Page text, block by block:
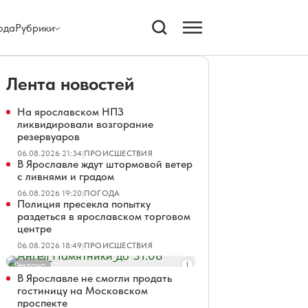
Рубрики
Лента новостей
На ярославском НПЗ
ликвидировали возгорание
резервуаров
06.08.2026 21:34|ПРОИСШЕСТВИЯ
В Ярославле ждут штормовой ветер
с ливнями и градом
06.08.2026 19:20|ПОГОДА
Полиция пресекла попытку
раздеться в ярославском торговом
центре
06.08.2026 18:49|ПРОИСШЕСТВИЯ
Реклама
В Ярославле не смогли продать
гостиницу на Московском
проспекте